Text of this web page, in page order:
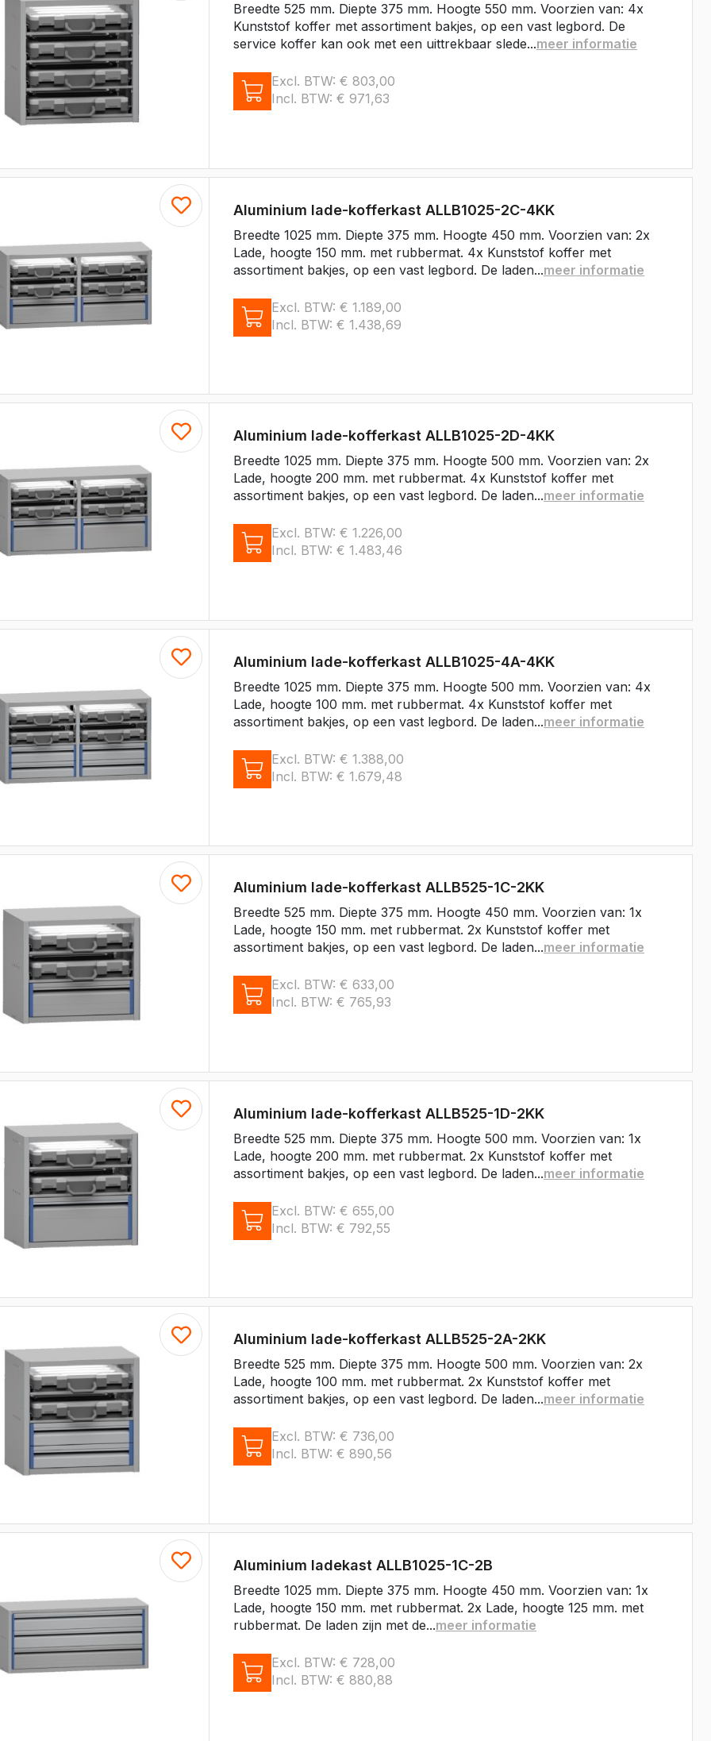
Breedte 525 mm. Diepte 375 mm. Hoogte 550 mm. Voorzien van: 4x
Kunststof koffer met assortiment bakjes, op een vast legbord. De
service koffer kan ook met een uittrekbaar slede...meer informatie
Excl. BTW: € 803,00
Incl. BTW: € 971,63
Aluminium lade-kofferkast ALLB1025-2C-4KK
Breedte 1025 mm. Diepte 375 mm. Hoogte 450 mm. Voorzien van: 2x
Lade, hoogte 150 mm. met rubbermat. 4x Kunststof koffer met
assortiment bakjes, op een vast legbord. De laden...meer informatie
Excl. BTW: € 1.189,00
Incl. BTW: € 1.438,69
Aluminium lade-kofferkast ALLB1025-2D-4KK
Breedte 1025 mm. Diepte 375 mm. Hoogte 500 mm. Voorzien van: 2x
Lade, hoogte 200 mm. met rubbermat. 4x Kunststof koffer met
assortiment bakjes, op een vast legbord. De laden...meer informatie
Excl. BTW: € 1.226,00
Incl. BTW: € 1.483,46
Aluminium lade-kofferkast ALLB1025-4A-4KK
Breedte 1025 mm. Diepte 375 mm. Hoogte 500 mm. Voorzien van: 4x
Lade, hoogte 100 mm. met rubbermat. 4x Kunststof koffer met
assortiment bakjes, op een vast legbord. De laden...meer informatie
Excl. BTW: € 1.388,00
Incl. BTW: € 1.679,48
Aluminium lade-kofferkast ALLB525-1C-2KK
Breedte 525 mm. Diepte 375 mm. Hoogte 450 mm. Voorzien van: 1x
Lade, hoogte 150 mm. met rubbermat. 2x Kunststof koffer met
assortiment bakjes, op een vast legbord. De laden...meer informatie
Excl. BTW: € 633,00
Incl. BTW: € 765,93
Aluminium lade-kofferkast ALLB525-1D-2KK
Breedte 525 mm. Diepte 375 mm. Hoogte 500 mm. Voorzien van: 1x
Lade, hoogte 200 mm. met rubbermat. 2x Kunststof koffer met
assortiment bakjes, op een vast legbord. De laden...meer informatie
Excl. BTW: € 655,00
Incl. BTW: € 792,55
Aluminium lade-kofferkast ALLB525-2A-2KK
Breedte 525 mm. Diepte 375 mm. Hoogte 500 mm. Voorzien van: 2x
Lade, hoogte 100 mm. met rubbermat. 2x Kunststof koffer met
assortiment bakjes, op een vast legbord. De laden...meer informatie
Excl. BTW: € 736,00
Incl. BTW: € 890,56
Aluminium ladekast ALLB1025-1C-2B
Breedte 1025 mm. Diepte 375 mm. Hoogte 450 mm. Voorzien van: 1x
Lade, hoogte 150 mm. met rubbermat. 2x Lade, hoogte 125 mm. met
rubbermat. De laden zijn met de...meer informatie
Excl. BTW: € 728,00
Incl. BTW: € 880,88